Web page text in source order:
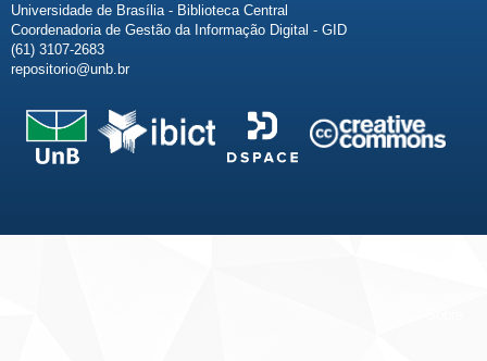
Universidade de Brasília - Biblioteca Central
Coordenadoria de Gestão da Informação Digital - GID
(61) 3107-2683
repositorio@unb.br